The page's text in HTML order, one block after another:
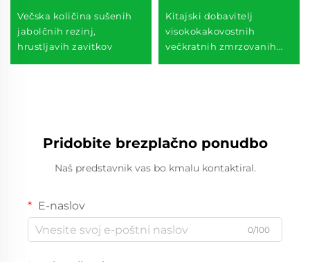
Večska količina sušenih
jabolčnih rezinj,
hrustljavih zavitkov
Kitajski dobavitelj
visokokakovostnih
večkratnih zmrzovanih
Pridobite brezplačno ponudbo
Naš predstavnik vas bo kmalu kontaktiral.
E-naslov
0/100